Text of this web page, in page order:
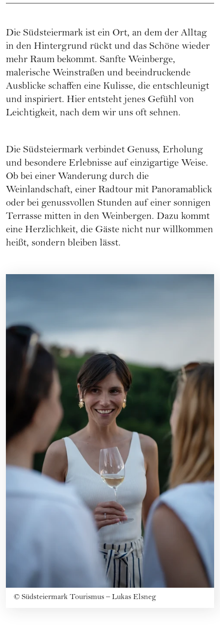
Die Südsteiermark ist ein Ort, an dem der Alltag
in den Hintergrund rückt und das Schöne wieder
mehr Raum bekommt. Sanfte Weinberge,
malerische Weinstraßen und beeindruckende
Ausblicke schaffen eine Kulisse, die entschleunigt
und inspiriert. Hier entsteht jenes Gefühl von
Leichtigkeit, nach dem wir uns oft sehnen.
Die Südsteiermark verbindet Genuss, Erholung
und besondere Erlebnisse auf einzigartige Weise.
Ob bei einer Wanderung durch die
Weinlandschaft, einer Radtour mit Panoramablick
oder bei genussvollen Stunden auf einer sonnigen
Terrasse mitten in den Weinbergen. Dazu kommt
eine Herzlichkeit, die Gäste nicht nur willkommen
heißt, sondern bleiben lässt.
© Südsteiermark Tourismus – Lukas Elsneg